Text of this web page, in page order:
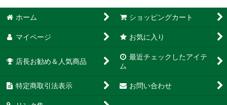
ホーム ショッピングカート
マイページ お気に入り
店長お勧め＆人気商品
最近チェックしたアイテ
ム
特定商取引法表示 お問い合わせ